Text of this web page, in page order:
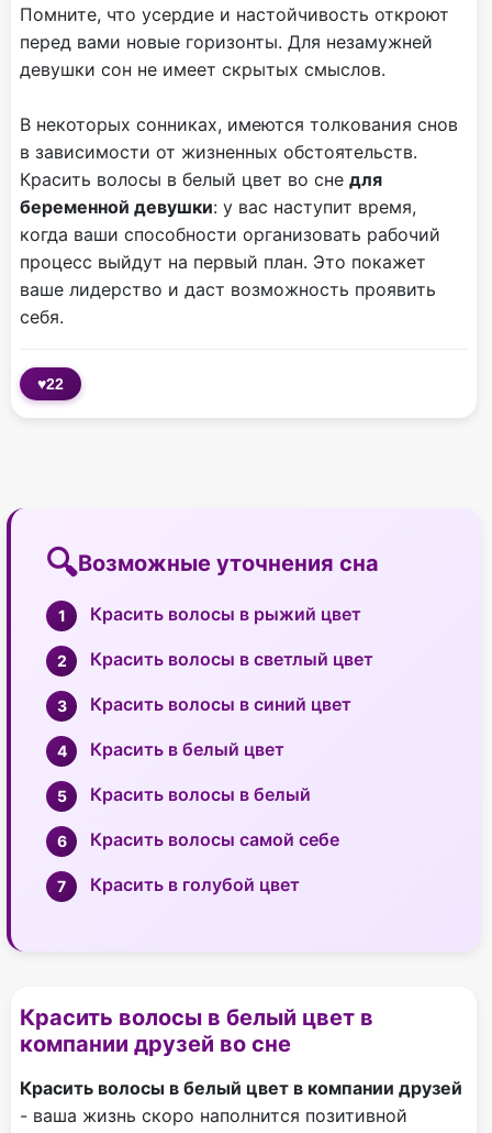
Помните, что усердие и настойчивость откроют
перед вами новые горизонты. Для незамужней
девушки сон не имеет скрытых смыслов.
В некоторых сонниках, имеются толкования снов
в зависимости от жизненных обстоятельств.
Красить волосы в белый цвет во сне для
беременной девушки: у вас наступит время,
когда ваши способности организовать рабочий
процесс выйдут на первый план. Это покажет
ваше лидерство и даст возможность проявить
себя.
♥22
Возможные уточнения сна
Красить волосы в рыжий цвет
Красить волосы в светлый цвет
Красить волосы в синий цвет
Красить в белый цвет
Красить волосы в белый
Красить волосы самой себе
Красить в голубой цвет
Красить волосы в белый цвет в
компании друзей во сне
Красить волосы в белый цвет в компании друзей
- ваша жизнь скоро наполнится позитивной